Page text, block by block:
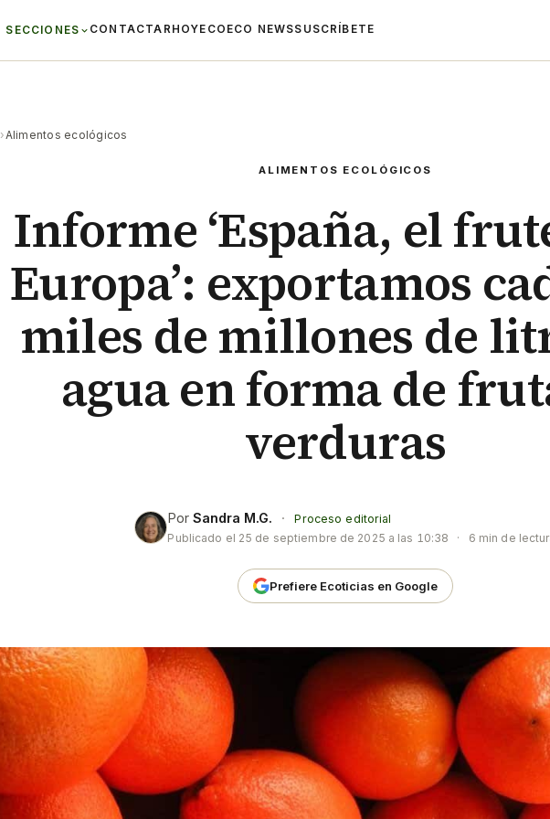
SECCIONES CONTACTAR HOYECO ECO NEWSSUSCRÍBETE
›Alimentos ecológicos
ALIMENTOS ECOLÓGICOS
Informe ‘España, el
Europa’: exportamos
miles de millones de
agua en forma de
verduras
PorSandra M.G. ·
Proceso editorial
Publicado el 25 de septiembre de 2025 a las 10:38 · 6 min de
Prefiere Ecoticias en Google